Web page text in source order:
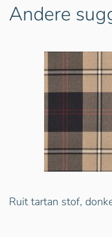
Andere
Ruit tartan stof,